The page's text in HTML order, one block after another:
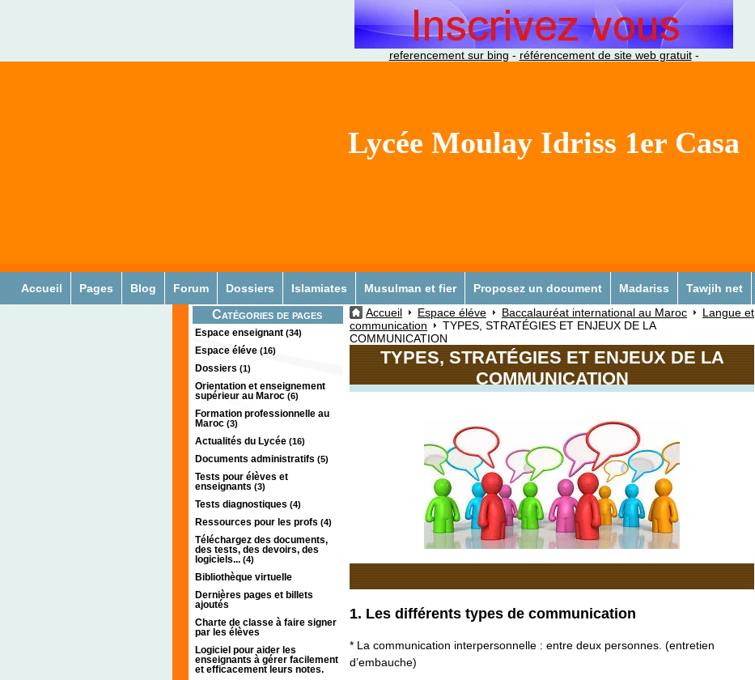
referencement sur bing - référencement de site web gratuit-
Lycée Moulay Idriss 1er Casa
Accueil Pages Blog Forum Dossiers Islamiates Musulman et fier Proposez un document Madariss Tawjih net
Catégories de pages
Espace enseignant (34)
Espace éléve (16)
Dossiers (1)
Orientation et enseignement
supérieur au Maroc (6)
Formation professionnelle au
Maroc (3)
Actualités du Lycée (16)
Documents administratifs (5)
Tests pour élèves et
enseignants (3)
Tests diagnostiques (4)
Ressources pour les profs (4)
Téléchargez des documents,
des tests, des devoirs, des
logiciels... (4)
Bibliothèque virtuelle
Dernières pages et billets
ajoutés
Charte de classe à faire signer
par les élèves
Logiciel pour aider les
enseignants à gérer facilement
et efficacement leurs notes.
Accueil Espace éléve Baccalauréat international au Maroc
Langue et
communication
TYPES, STRATÉGIES ET ENJEUX DE LA
COMMUNICATION
TYPES, STRATÉGIES ET ENJEUX DE LA
COMMUNICATION
1. Les différents types de communication
* La communication interpersonnelle : entre deux personnes. (entretien
d’embauche)